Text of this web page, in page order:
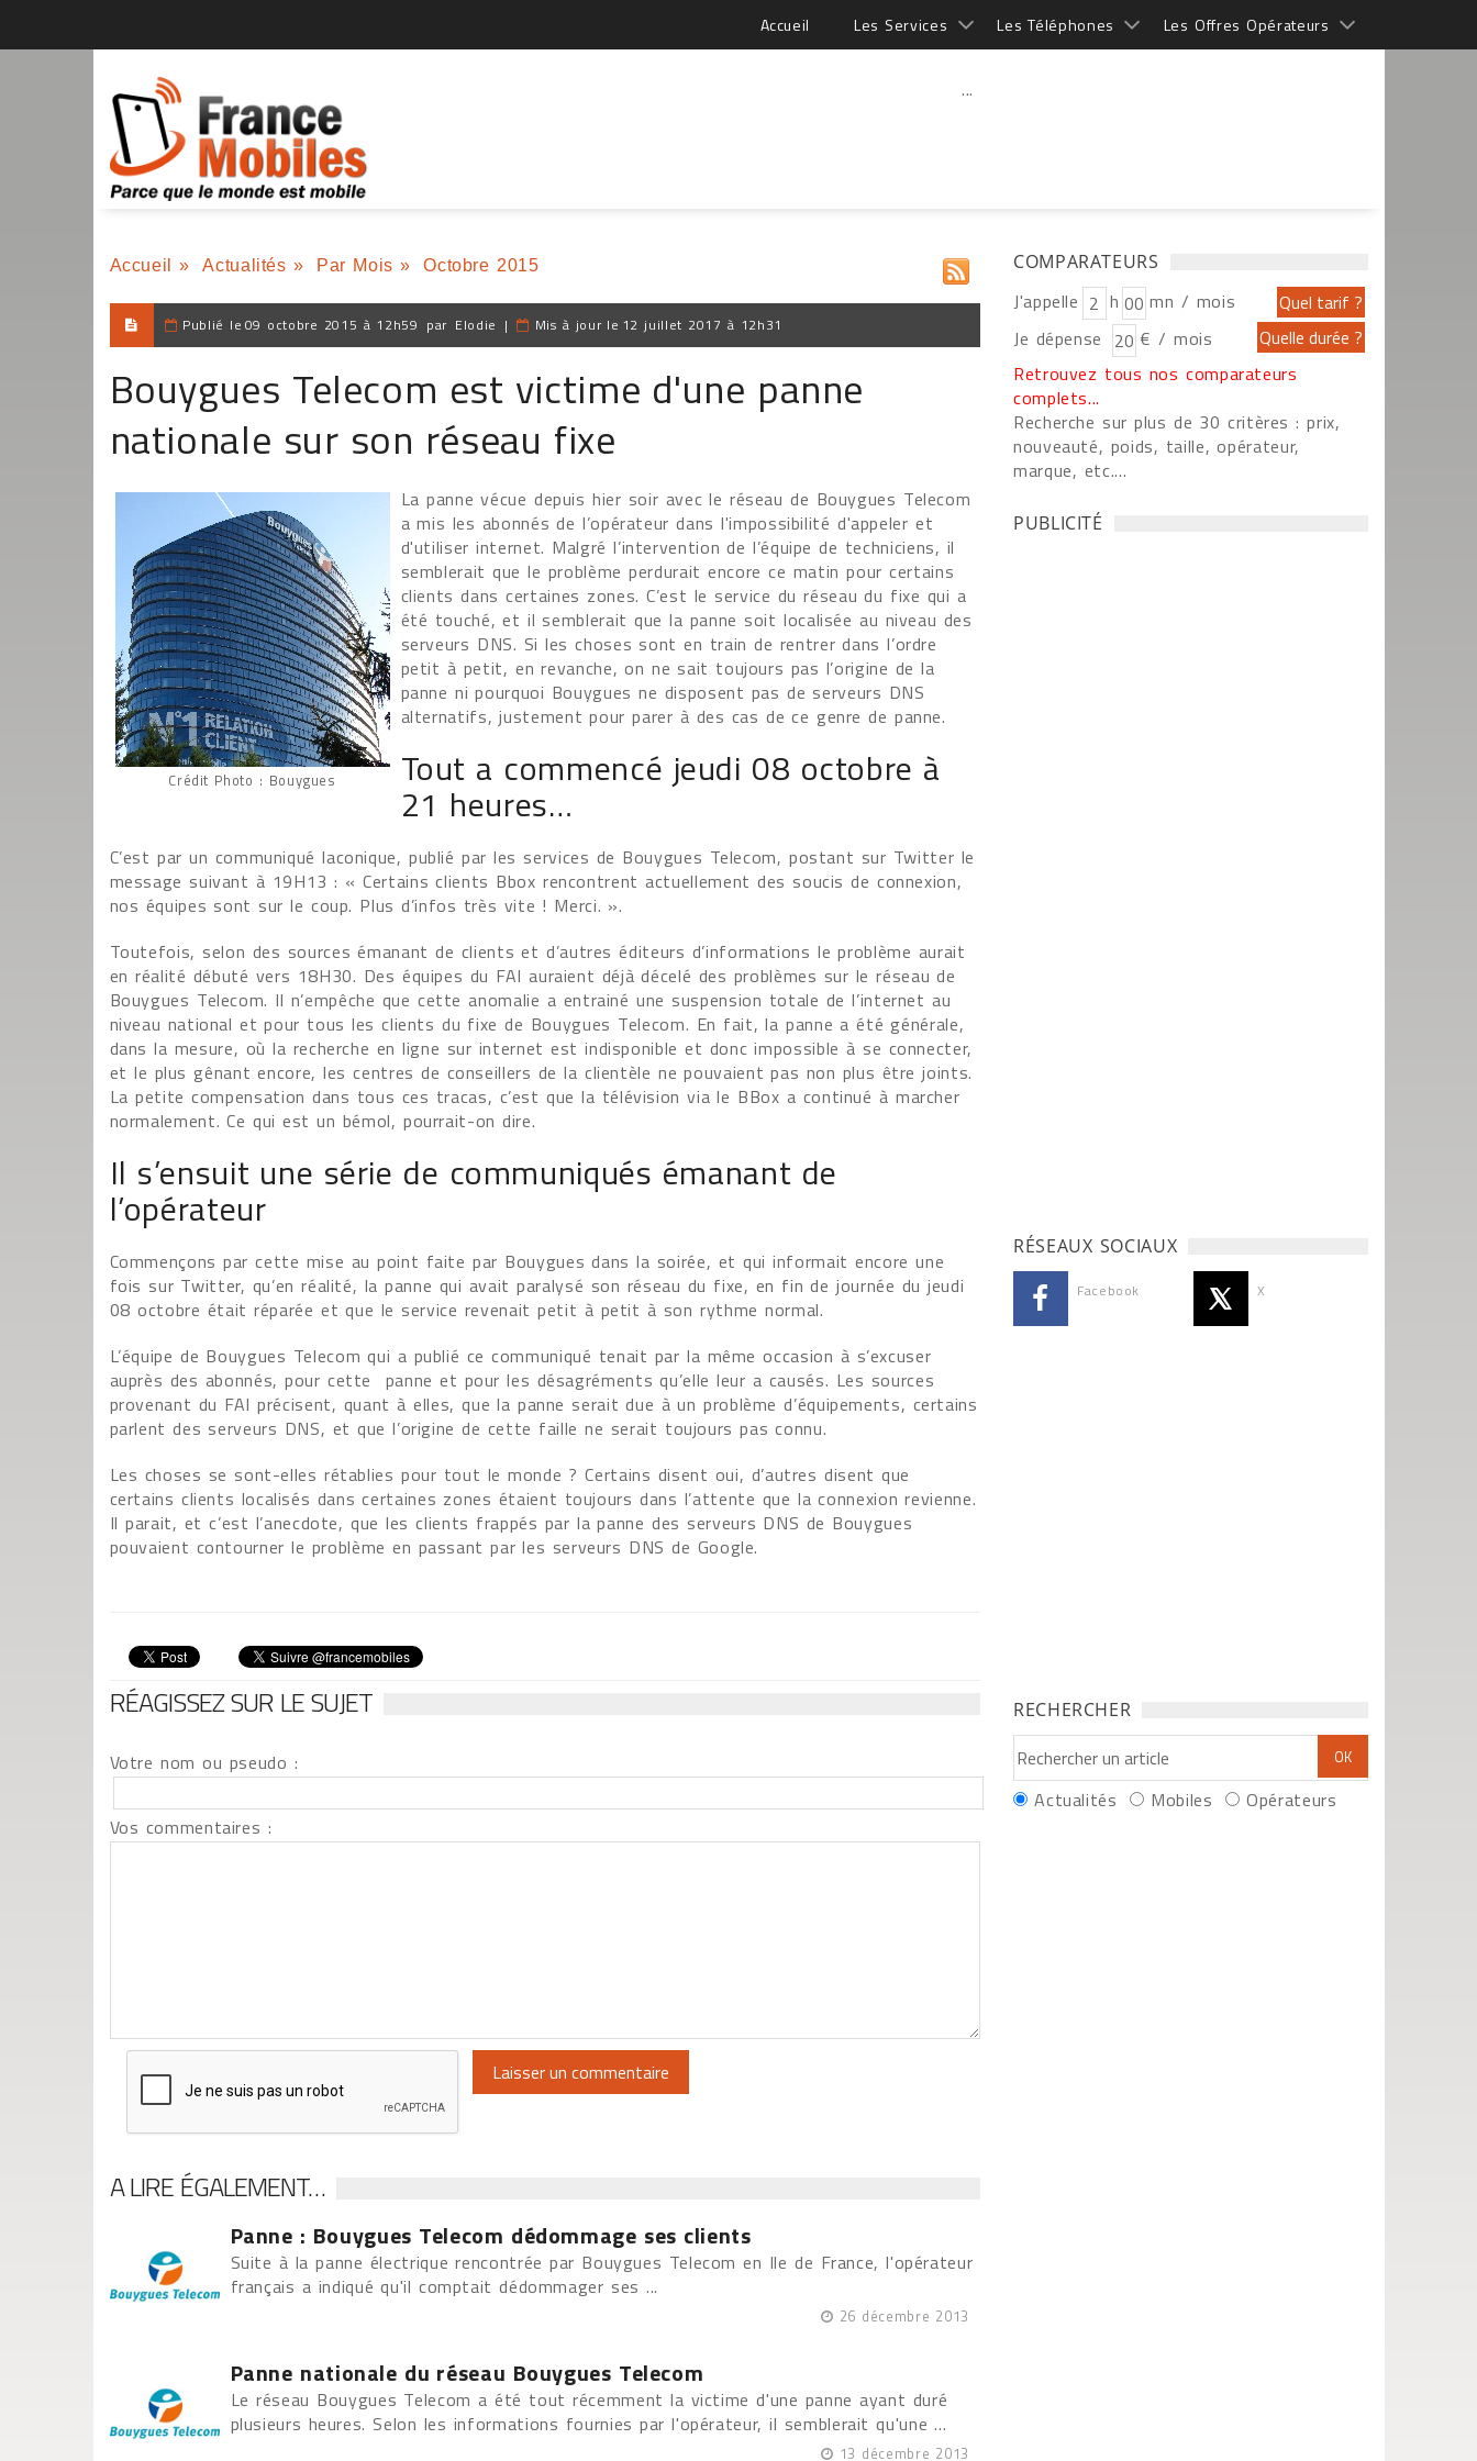
Accueil Les Services Les Téléphones Les Offres Opérateurs
...
Accueil » Actualités » Par Mois » Octobre 2015
Publié le 09 octobre 2015 à 12h59 par Elodie | Mis à jour le 12 juillet 2017 à 12h31
Bouygues Telecom est victime d'une panne
nationale sur son réseau fixe
Crédit Photo : Bouygues
La panne vécue depuis hier soir avec le réseau de Bouygues Telecom
a mis les abonnés de l’opérateur dans l'impossibilité d'appeler et
d'utiliser internet. Malgré l’intervention de l’équipe de techniciens, il
semblerait que le problème perdurait encore ce matin pour certains
clients dans certaines zones. C’est le service du réseau du fixe qui a
été touché, et il semblerait que la panne soit localisée au niveau des
serveurs DNS. Si les choses sont en train de rentrer dans l’ordre
petit à petit, en revanche, on ne sait toujours pas l’origine de la
panne ni pourquoi Bouygues ne disposent pas de serveurs DNS
alternatifs, justement pour parer à des cas de ce genre de panne.
Tout a commencé jeudi 08 octobre à
21 heures…
C’est par un communiqué laconique, publié par les services de Bouygues Telecom, postant sur Twitter le
message suivant à 19H13 : « Certains clients Bbox rencontrent actuellement des soucis de connexion,
nos équipes sont sur le coup. Plus d’infos très vite ! Merci. ».
Toutefois, selon des sources émanant de clients et d’autres éditeurs d’informations le problème aurait
en réalité débuté vers 18H30. Des équipes du FAI auraient déjà décelé des problèmes sur le réseau de
Bouygues Telecom. Il n’empêche que cette anomalie a entrainé une suspension totale de l’internet au
niveau national et pour tous les clients du fixe de Bouygues Telecom. En fait, la panne a été générale,
dans la mesure, où la recherche en ligne sur internet est indisponible et donc impossible à se connecter,
et le plus gênant encore, les centres de conseillers de la clientèle ne pouvaient pas non plus être joints.
La petite compensation dans tous ces tracas, c’est que la télévision via le BBox a continué à marcher
normalement. Ce qui est un bémol, pourrait-on dire.
Il s’ensuit une série de communiqués émanant de
l’opérateur
Commençons par cette mise au point faite par Bouygues dans la soirée, et qui informait encore une
fois sur Twitter, qu’en réalité, la panne qui avait paralysé son réseau du fixe, en fin de journée du jeudi
08 octobre était réparée et que le service revenait petit à petit à son rythme normal.
L’équipe de Bouygues Telecom qui a publié ce communiqué tenait par la même occasion à s’excuser
auprès des abonnés, pour cette panne et pour les désagréments qu’elle leur a causés. Les sources
provenant du FAI précisent, quant à elles, que la panne serait due à un problème d’équipements, certains
parlent des serveurs DNS, et que l’origine de cette faille ne serait toujours pas connu.
Les choses se sont-elles rétablies pour tout le monde ? Certains disent oui, d’autres disent que
certains clients localisés dans certaines zones étaient toujours dans l’attente que la connexion revienne.
Il parait, et c’est l’anecdote, que les clients frappés par la panne des serveurs DNS de Bouygues
pouvaient contourner le problème en passant par les serveurs DNS de Google.
RÉAGISSEZ SUR LE SUJET
Votre nom ou pseudo :
Vos commentaires :
A LIRE ÉGALEMENT…
Panne : Bouygues Telecom dédommage ses clients
Suite à la panne électrique rencontrée par Bouygues Telecom en Ile de France, l'opérateur
français a indiqué qu'il comptait dédommager ses ...
26 décembre 2013
Panne nationale du réseau Bouygues Telecom
Le réseau Bouygues Telecom a été tout récemment la victime d'une panne ayant duré
plusieurs heures. Selon les informations fournies par l'opérateur, il semblerait qu'une ...
13 décembre 2013
COMPARATEURS
J'appelle h
mn / mois
Je dépense
€ / mois
Retrouvez tous nos comparateurs
complets...
Recherche sur plus de 30 critères : prix,
nouveauté, poids, taille, opérateur,
marque, etc....
PUBLICITÉ
RÉSEAUX SOCIAUX
Facebook X
RECHERCHER
Actualités Mobiles Opérateurs